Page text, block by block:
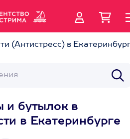
(Антистресс) в
и бутылок в
в Екатеринбурге